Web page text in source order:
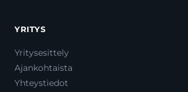
YRITYS
Yritysesittely
Ajankohtaista
Yhteystiedot